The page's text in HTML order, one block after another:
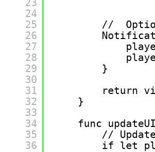
24
25
26
27
28
29
30
31
32
33
34
35
36
//
}
return
}
func
//
if let